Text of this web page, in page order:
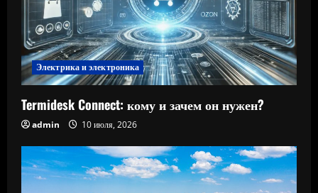
Электрика и электроника
Termidesk Connect: кому и зачем он нужен?
admin 10 июля, 2026